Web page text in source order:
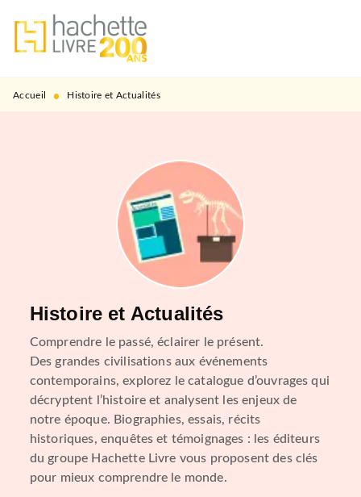
MENU RECHERCHE
PIED DE PAGE
Accueil • Histoire et Actualités
Histoire et Actualités
Comprendre le passé, éclairer le présent.
Des grandes civilisations aux événements
contemporains, explorez le catalogue d’ouvrages qui
décryptent l’histoire et analysent les enjeux de
notre époque. Biographies, essais, récits
historiques, enquêtes et témoignages : les éditeurs
du groupe Hachette Livre vous proposent des clés
pour mieux comprendre le monde.